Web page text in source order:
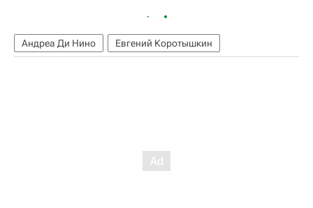
Андреа Ди Нино Евгений Коротышкин